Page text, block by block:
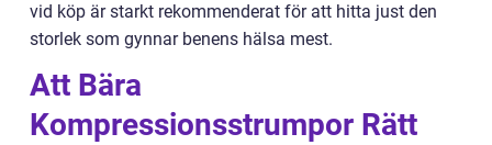
vid köp är starkt rekommenderat för att hitta just den
storlek som gynnar benens hälsa mest.
Att Bära
Kompressionsstrumpor Rätt